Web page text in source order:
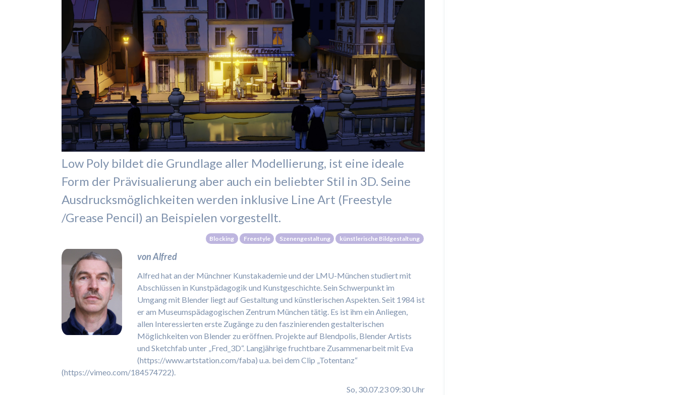
Low Poly bildet die Grundlage aller Modellierung, ist eine ideale
Form der Prävisualierung aber auch ein beliebter Stil in 3D. Seine
Ausdrucksmöglichkeiten werden inklusive Line Art (Freestyle
/Grease Pencil) an Beispielen vorgestellt.
Blocking Freestyle Szenengestaltung künstlerische Bildgestaltung
von Alfred
Alfred hat an der Münchner Kunstakademie und der LMU-München studiert mit
Abschlüssen in Kunstpädagogik und Kunstgeschichte. Sein Schwerpunkt im
Umgang mit Blender liegt auf Gestaltung und künstlerischen Aspekten. Seit 1984 ist
er am Museumspädagogischen Zentrum München tätig. Es ist ihm ein Anliegen,
allen Interessierten erste Zugänge zu den faszinierenden gestalterischen
Möglichkeiten von Blender zu eröffnen. Projekte auf Blendpolis, Blender Artists
und Sketchfab unter „Fred_3D“. Langjährige fruchtbare Zusammenarbeit mit Eva
(https://www.artstation.com/faba) u.a. bei dem Clip „Totentanz“
(https://vimeo.com/184574722).
So, 30.07.23 09:30 Uhr